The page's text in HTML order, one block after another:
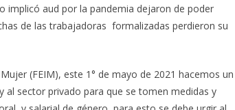
implicó aud por la pandemia dejaron de poder
de las trabajadoras formalizadas perdieron su
(FEIM), este 1° de mayo de 2021 hacemos un
al sector privado para que se tomen medidas y